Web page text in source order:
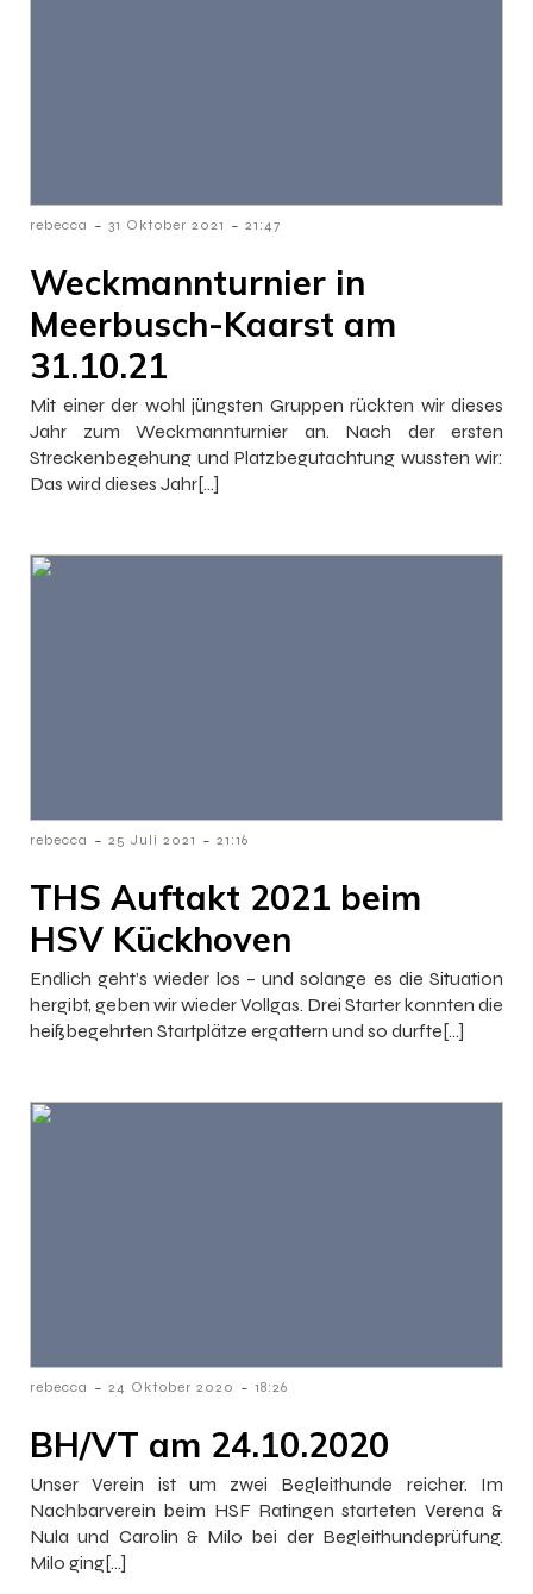
rebecca - 31 Oktober 2021 - 21:47
Weckmannturnier in
Meerbusch-Kaarst am
31.10.21
Mit einer der wohl jüngsten Gruppen rückten wir dieses
Jahr zum Weckmannturnier an. Nach der ersten
Streckenbegehung und Platzbegutachtung wussten wir:
Das wird dieses Jahr[…]
rebecca - 25 Juli 2021 - 21:16
THS Auftakt 2021 beim
HSV Kückhoven
Endlich geht’s wieder los – und solange es die Situation
hergibt, geben wir wieder Vollgas. Drei Starter konnten die
heißbegehrten Startplätze ergattern und so durfte[…]
rebecca - 24 Oktober 2020 - 18:26
BH/VT am 24.10.2020
Unser Verein ist um zwei Begleithunde reicher. Im
Nachbarverein beim HSF Ratingen starteten Verena &
Nula und Carolin & Milo bei der Begleithundeprüfung.
Milo ging[…]